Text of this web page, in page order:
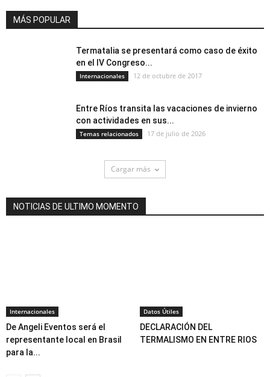
MÁS POPULAR
Termatalia se presentará como caso de éxito
en el IV Congreso...
Internacionales 12 de octubre de 2017
Entre Ríos transita las vacaciones de invierno
con actividades en sus...
Temas relacionados 17 de julio de 2026
Cargar más
NOTICIAS DE ULTIMO MOMENTO
Internacionales
De Angeli Eventos será el
representante local en Brasil
para la...
Datos Útiles
DECLARACIÓN DEL
TERMALISMO EN ENTRE RIOS